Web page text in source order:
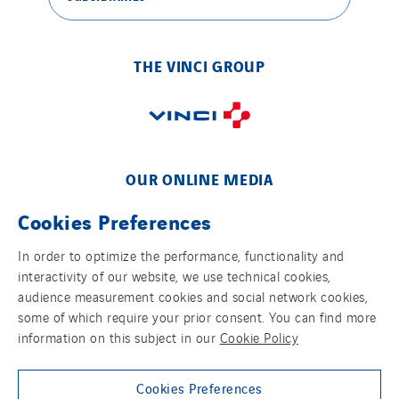
THE VINCI GROUP
OUR ONLINE MEDIA
FOLLOW US ON SOCIAL MEDIAS
Sweden
Cookies Preferences
In order to optimize the performance, functionality and
interactivity of our website, we use technical cookies,
audience measurement cookies and social network cookies,
some of which require your prior consent. You can find more
information on this subject in our Cookie Policy
Cookies Preferences